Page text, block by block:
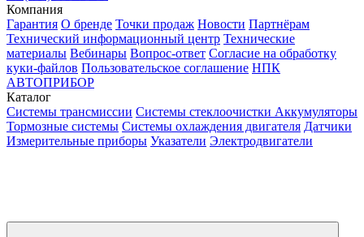
Компания
Гарантия О бренде Точки продаж Новости Партнёрам
Технический информационный центр Технические
материалы Вебинары Вопрос-ответ Согласие на обработку
куки-файлов Пользовательское соглашение НПК
АВТОПРИБОР
Каталог
Системы трансмиссии Системы стеклоочистки Аккумуляторы
Тормозные системы Системы охлаждения двигателя Датчики
Измерительные приборы Указатели Электродвигатели